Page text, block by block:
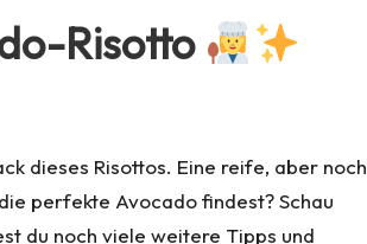
Risotto
dieses Risottos. Eine reife, aber noch
perfekte Avocado findest? Schau
du noch viele weitere Tipps und